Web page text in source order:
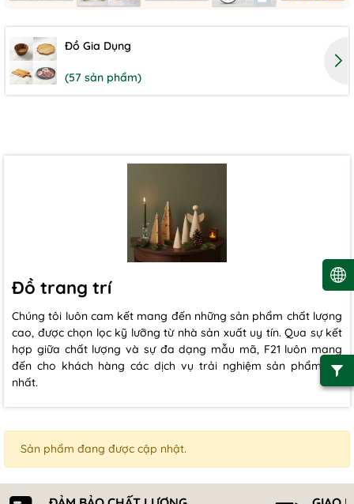
Đồ Gia Dụng
(57 sản phẩm)
Đồ trang trí
Chúng tôi luôn cam kết mang đến những sản phẩm chất lượng
cao, được chọn lọc kỹ lưỡng từ nhà sản xuất uy tín. Qua sự kết
hợp giữa chất lượng và sự đa dạng mẫu mã, F21 luôn mang
đến cho khách hàng các dịch vụ trải nghiệm sản phẩm tốt
nhất.
Sản phẩm đang được cập nhật.